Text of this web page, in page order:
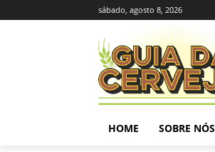
sábado, agosto 8, 2026
HOME SOBRE NÓS